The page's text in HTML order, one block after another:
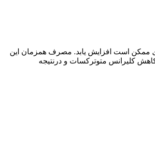
ممکن است افزایش یابد. مصرف همزمان این
کلیرانس متوترکسات و درنتیجه